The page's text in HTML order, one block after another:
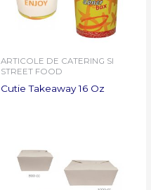
ARTICOLE DE CATERING SI
STREET FOOD
Cutie Takeaway 16 Oz